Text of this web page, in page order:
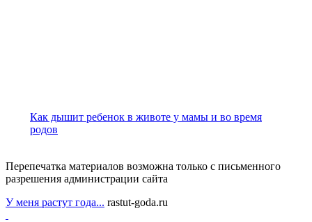
Как дышит ребенок в животе у мамы и во время
родов
Перепечатка материалов возможна только с письменного
разрешения администрации сайта
У меня растут года... rastut-goda.ru